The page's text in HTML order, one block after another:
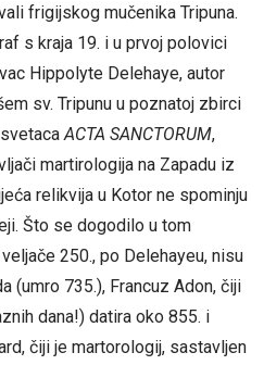
frigijskog mučenika Tripuna.
s kraja 19. i u prvoj polovici
Hippolyte Delehaye, autor
sv. Tripunu u poznatoj zbirci
ACTA SANCTORUM,
martirologija na Zapadu iz
relikvija u Kotor ne spominju
Što se dogodilo u tom
250., po Delehayeu, nisu
(umro 735.), Francuz Adon, čiji
dana!) datira oko 855. i
čiji je martorologij, sastavljen